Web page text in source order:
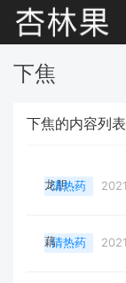
下焦
下焦的内容列表
龙胆
清热药
藕清热药